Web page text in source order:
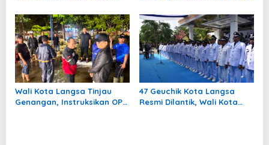
Penyaluran BBM untuk Aceh
Berakhlak
Wali Kota Langsa Tinjau
Genangan, Instruksikan OPD
47 Geuchik Kota Langsa
Resmi Dilantik, Wali Kota